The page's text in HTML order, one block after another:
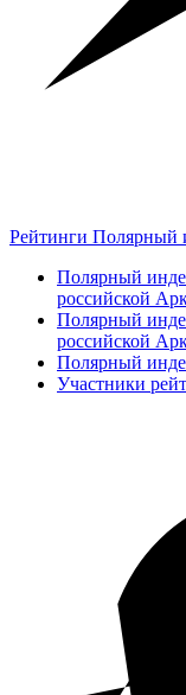
Рейтинги Полярный
Полярный
российской
Полярный
российской
Полярный
Участники